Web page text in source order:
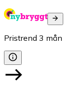
Pristrend 3 mån